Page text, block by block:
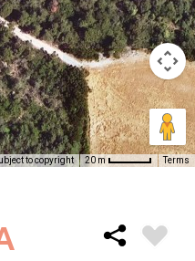
to copyright 20 m Terms